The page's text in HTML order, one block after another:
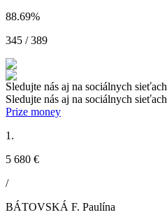
88.69%
345 / 389
Sledujte nás aj na sociálnych sieťach
Sledujte nás aj na sociálnych sieťach
Prize money
1.
5 680 €
/
BÁTOVSKÁ F. Paulína